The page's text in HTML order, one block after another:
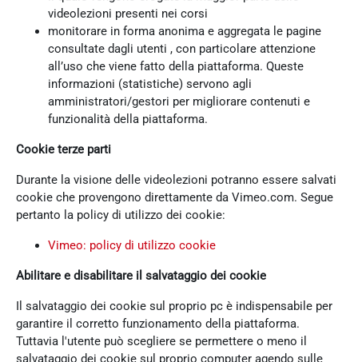
videolezioni presenti nei corsi
monitorare in forma anonima e aggregata le pagine
consultate dagli utenti , con particolare attenzione
all’uso che viene fatto della piattaforma. Queste
informazioni (statistiche) servono agli
amministratori/gestori per migliorare contenuti e
funzionalità della piattaforma.
Cookie terze parti
Durante la visione delle videolezioni potranno essere salvati
cookie che provengono direttamente da Vimeo.com. Segue
pertanto la policy di utilizzo dei cookie:
Vimeo: policy di utilizzo cookie
Abilitare e disabilitare il salvataggio dei cookie
Il salvataggio dei cookie sul proprio pc è indispensabile per
garantire il corretto funzionamento della piattaforma.
Tuttavia l'utente può scegliere se permettere o meno il
salvataggio dei cookie sul proprio computer agendo sulle